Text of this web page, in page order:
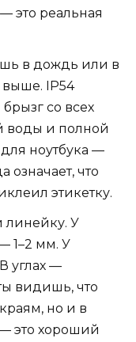
это реальная
в дождь или в
IP54
со всех
воды и полной
ноутбука —
означает, что
этикетку.
линейку. У
1–2 мм. У
углах —
видишь, что
но и в
это хороший